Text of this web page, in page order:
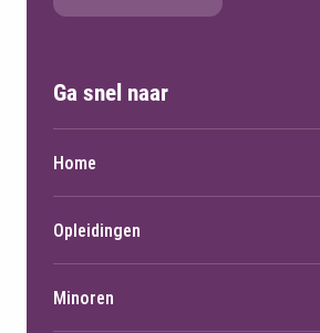
Ga snel naar
Home
Opleidingen
Minoren